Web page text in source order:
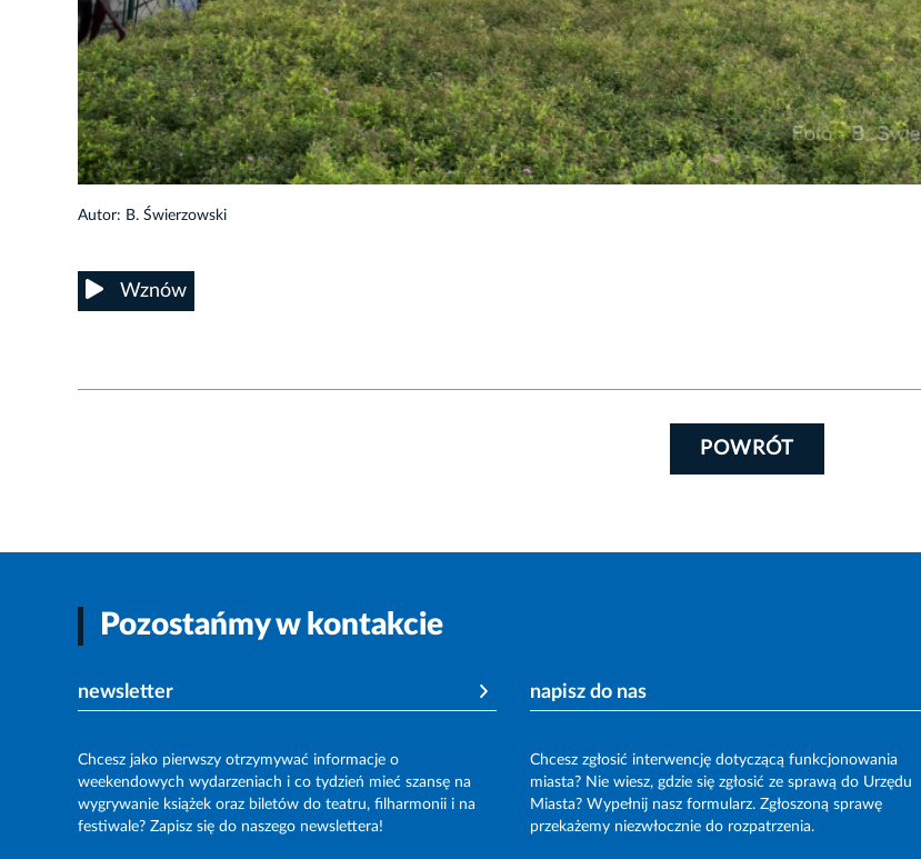
Autor: B. Świerzowski
Wznów
POWRÓT
Pozostańmy w kontakcie
newsletter
Chcesz jako pierwszy otrzymywać informacje o
weekendowych wydarzeniach i co tydzień mieć szansę na
wygrywanie książek oraz biletów do teatru, filharmonii i na
festiwale? Zapisz się do naszego newslettera!
napisz do nas
Chcesz zgłosić interwencję dotyczącą funkcjonowania
miasta? Nie wiesz, gdzie się zgłosić ze sprawą do Urzędu
Miasta? Wypełnij nasz formularz. Zgłoszoną sprawę
przekażemy niezwłocznie do rozpatrzenia.